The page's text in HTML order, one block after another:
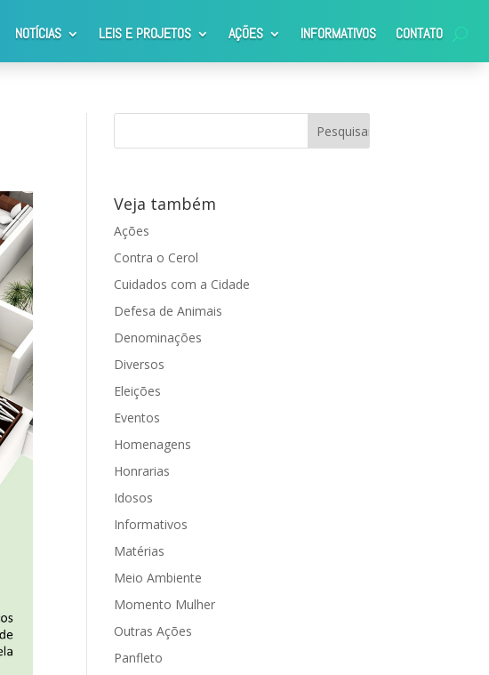
NOTÍCIAS LEIS E PROJETOS AÇÕES INFORMATIVOS CONTATO
Veja também
Ações
Contra o Cerol
Cuidados com a Cidade
Defesa de Animais
Denominações
Diversos
Eleições
Eventos
Homenagens
Honrarias
Idosos
Informativos
Matérias
Meio Ambiente
Momento Mulher
Outras Ações
Panfleto